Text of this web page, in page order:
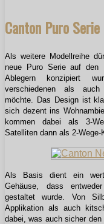
Canton Puro Serie
Als weitere Modellreihe
neue Puro Serie auf den
Ablegern konzipiert
verschiedenen als auch
möchte. Das Design ist
sich dezent ins
kommen dabei als 3-
Satelliten dann als 2-Wege-
Als Basis dient ein
Gehäuse, dass
gestaltet wurde. Von
Applikation als auch
dabei, was auch sicher den